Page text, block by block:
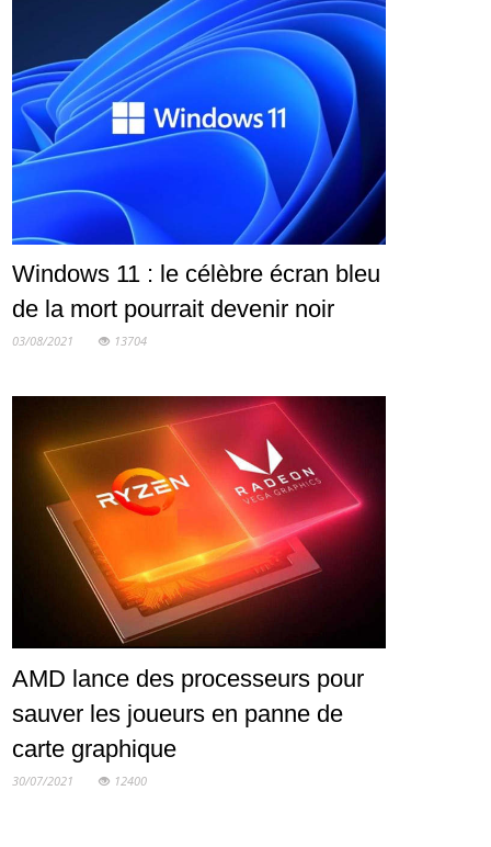
Windows 11 : le célèbre écran bleu
de la mort pourrait devenir noir
03/08/2021 13704
AMD lance des processeurs pour
sauver les joueurs en panne de
carte graphique
30/07/2021 12400